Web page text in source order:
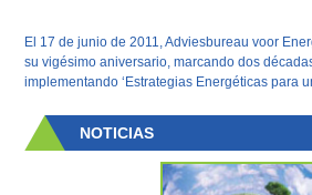
El 17 de junio de 2011, Adviesbureau voor
su vigésimo aniversario, marcando dos
implementando ‘Estrategias Energéticas para
NOTICIAS